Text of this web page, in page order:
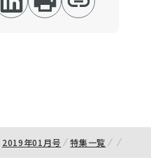
2019年01月号 特集一覧